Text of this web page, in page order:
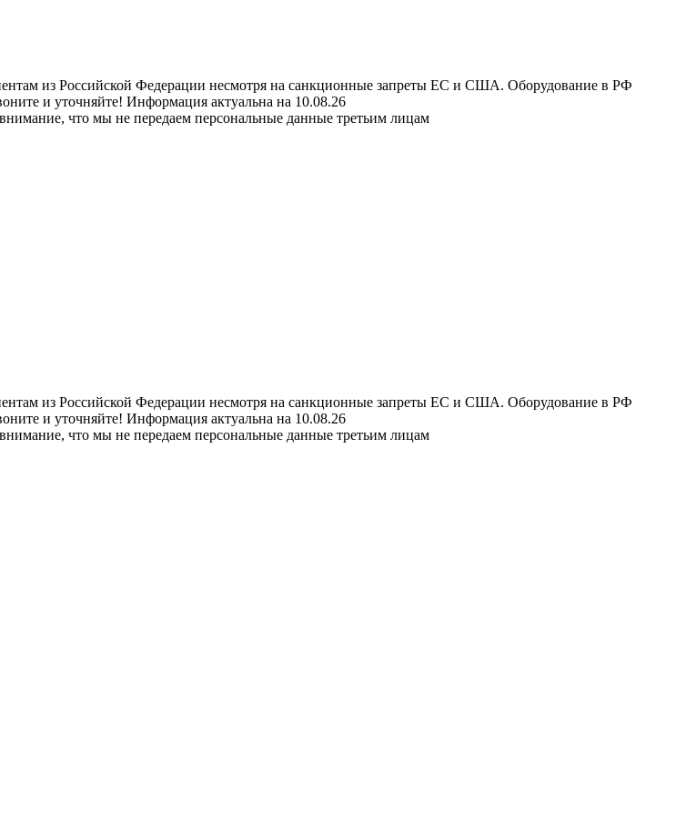
из Российской Федерации несмотря на санкционные запреты ЕС и США. Оборудование в РФ
и уточняйте! Информация актуальна на 10.08.26
что мы не передаем персональные данные третьим лицам
из Российской Федерации несмотря на санкционные запреты ЕС и США. Оборудование в РФ
и уточняйте! Информация актуальна на 10.08.26
что мы не передаем персональные данные третьим лицам